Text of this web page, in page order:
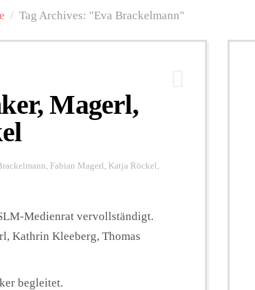
/ Tag Archives: "Eva Brackelmann"
Magerl,
, Fabian Magerl , Katja Röckel ,
Medienrat vervollständigt.
Kathrin Kleeberg, Thomas
begleitet.